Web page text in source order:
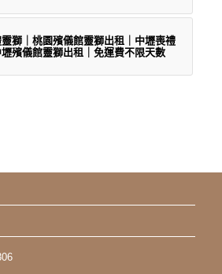
獅｜桃園殯儀館靈獅出租｜中壢喪禮
殯儀館靈獅出租｜免運費不限天數